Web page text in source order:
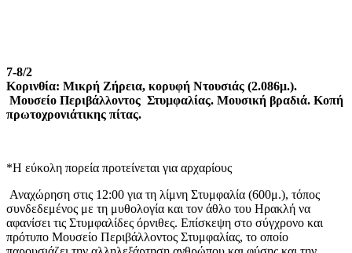
7-8/2
Κορινθία: Μικρή Ζήρεια, κορυφή Ντουσιάς (2.086μ.).
Μουσείο Περιβάλλοντος Στυμφαλίας. Μουσική βραδιά. Κοπή
πρωτοχρονιάτικης πίτας.
*Η εύκολη πορεία προτείνεται για αρχαρίους
Αναχώρηση στις 12:00 για τη λίμνη Στυμφαλία (600μ.), τόπος
συνδεδεμένος με τη μυθολογία και τον άθλο του Ηρακλή να
αφανίσει τις Στυμφαλίδες όρνιθες. Επίσκεψη στο σύγχρονο και
πρότυπο Μουσείο Περιβάλλοντος Στυμφαλίας, το οποίο